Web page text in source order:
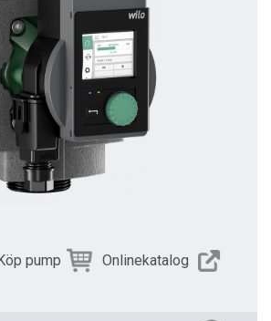
Köp pump Onlinekatalog